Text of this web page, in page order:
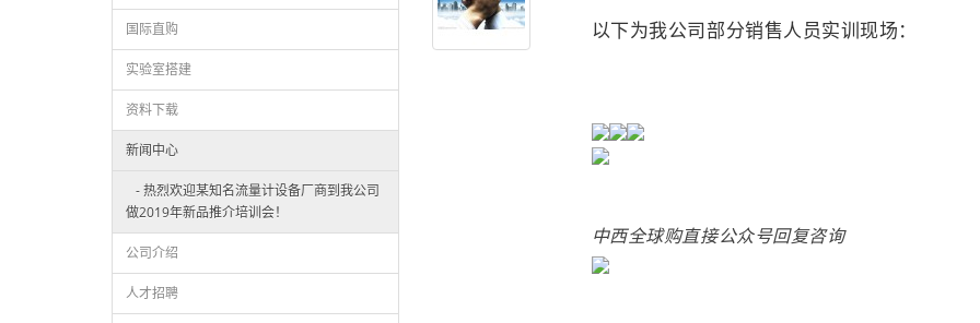
国际直购
实验室搭建
资料下载
新闻中心
- 热烈欢迎某知名流量计设备厂商到我公司
做2019年新品推介培训会！
公司介绍
人才招聘
以下为我公司部分销售人员实训现场：
中西全球购直接公众号回复咨询